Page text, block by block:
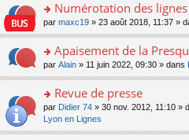
c
e
nt
le
u
ré
c
e
n
o
n
lu
pl
s
ré
e
s
s
e
n
o
n
le
pl
er
le
m
e
s
g
e
n
o
o
n
ult
er
le
m
e
s
Numérotation des lignes
par maxc19 » 23 août 2018, 11:37 »
o
n
ult
er
le
m
Apaisement de la
par Alain » 11 juin 2022, 09:30 » dans
o
s
Revue de presse
par Didier 74 » 30 nov. 2012, 11:10 »
Lyon en Lignes